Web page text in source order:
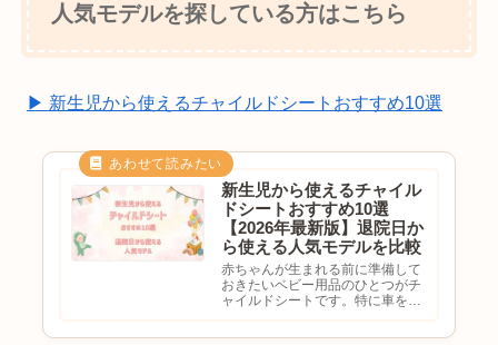
人気モデルを探している方はこちら
▶ 新生児から使えるチャイルドシートおすすめ10選
新生児から使えるチャイル
ドシートおすすめ10選
【2026年最新版】退院日か
ら使える人気モデルを比較
赤ちゃんが生まれる前に準備して
おきたいベビー用品のひとつがチ
ャイルドシートです。特に車を利